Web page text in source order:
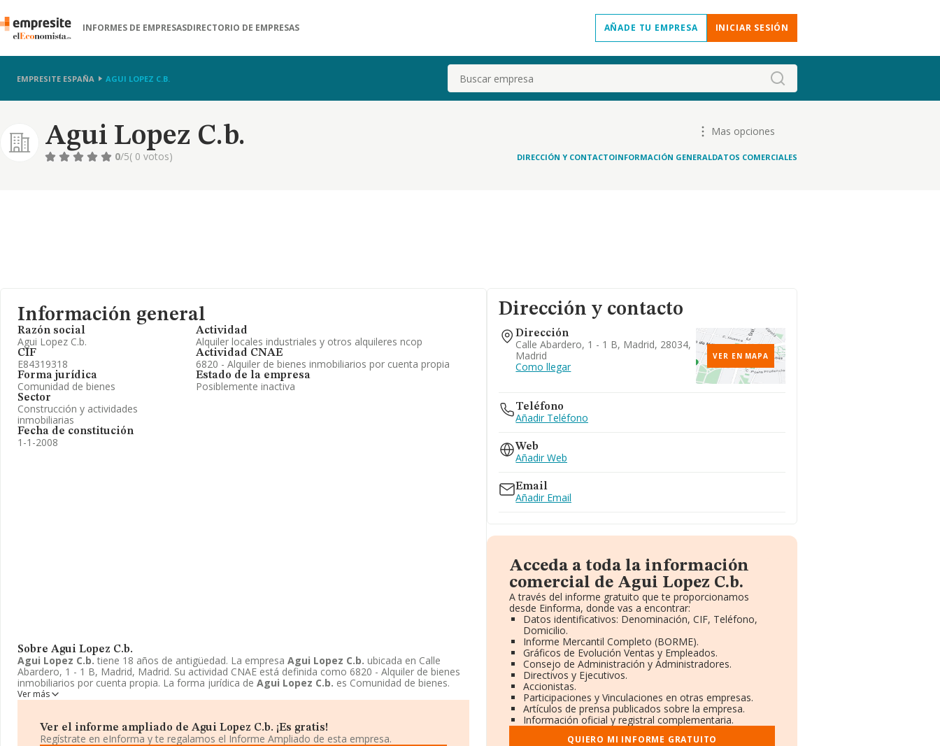
INFORMES DE EMPRESASDIRECTORIO DE EMPRESAS AÑADE TU EMPRESA INICIAR SESIÓN
EMPRESITE ESPAÑA AGUI LOPEZ C.B. Buscar
Agui Lopez C.b.
Mas opciones
0/5( 0 votos) DIRECCIÓN Y CONTACTOINFORMACIÓN GENERALDATOS COMERCIALES
Información general
Razón social
Agui Lopez C.b.
CIF
E84319318
Forma jurídica
Comunidad de bienes
Sector
Construcción y actividades
inmobiliarias
Fecha de constitución
1-1-2008
Actividad
Alquiler locales industriales y otros alquileres ncop
Actividad CNAE
6820 - Alquiler de bienes inmobiliarios por cuenta propia
Estado de la empresa
Posiblemente inactiva
Sobre Agui Lopez C.b.
Agui Lopez C.b. tiene 18 años de antigüedad. La empresa Agui Lopez C.b. ubicada en Calle
Abardero, 1 - 1 B, Madrid, Madrid. Su actividad CNAE está definida como 6820 - Alquiler de bienes
inmobiliarios por cuenta propia. La forma jurídica de Agui Lopez C.b. es Comunidad de bienes.
Ver más
Ver el informe ampliado de Agui Lopez C.b. ¡Es gratis!
Regístrate en eInforma y te regalamos el Informe Ampliado de esta empresa.
Dirección y contacto
Dirección
Calle Abardero, 1 - 1 B, Madrid, 28034,
Madrid
Como llegar
VER EN MAPA
Teléfono
Añadir Teléfono
Web
Añadir Web
Email
Añadir Email
Acceda a toda la información
comercial de Agui Lopez C.b.
A través del informe gratuito que te proporcionamos
desde Einforma, donde vas a encontrar:
Datos identificativos: Denominación, CIF, Teléfono,
Domicilio.
Informe Mercantil Completo (BORME).
Gráficos de Evolución Ventas y Empleados.
Consejo de Administración y Administradores.
Directivos y Ejecutivos.
Accionistas.
Participaciones y Vinculaciones en otras empresas.
Artículos de prensa publicados sobre la empresa.
Información oficial y registral complementaria.
QUIERO MI INFORME GRATUITO